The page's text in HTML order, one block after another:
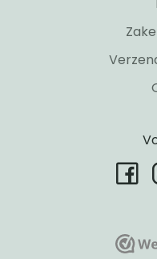
WebwinkelKeur